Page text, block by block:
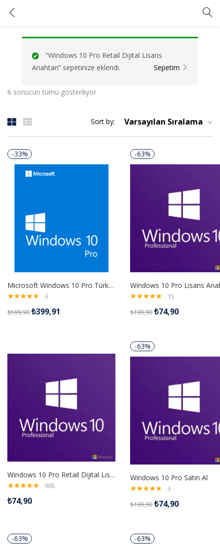
Kullanıcı adınızı ve şifrenizi girin.
“Windows 10 Pro Retail Dijital Lisans
Anahtarı” sepetinize eklendi.
Sepetim
6 sonucun tümü gösteriliyor
Sort by: Varsayılan Sıralama
-33%
Microsoft Windows 10 Pro Türkçe 64Bit OEM FQC-08977 İşletim Sistemi
5.00oy aldı
6
₺599,90 ₺399,91
-63%
Windows 10 Pro Lisans
5.00oy aldı
15
₺199,90 ₺74,90
Windows 10 Pro Retail Dijital Lisans Anahtarı
4.98oy aldı
905
₺74,90
-63%
Windows 10 Pro Satın Al
5.00oy aldı
3
₺199,90 ₺74,90
-63% -63%